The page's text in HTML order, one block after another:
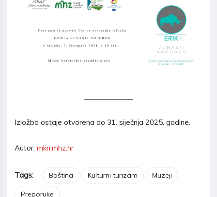
Izložba ostaje otvorena do 31. siječnja 2025. godine.
Autor: mkn.mhz.hr
Tags: Baština Kulturni turizam Muzeji
Preporuke